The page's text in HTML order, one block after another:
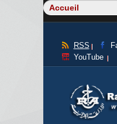
RSS
YouTube